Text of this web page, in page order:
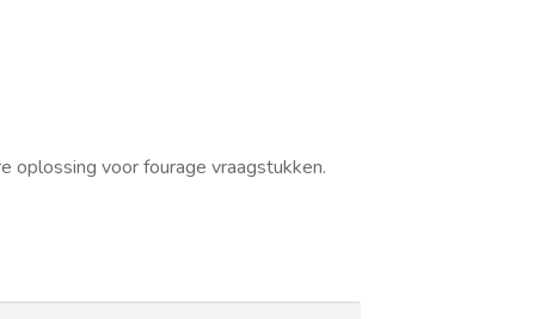
oplossing voor fourage vraagstukken.